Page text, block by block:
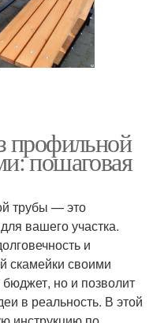
профильной
пошаговая
трубы — это
вашего участка.
и
скамейки своими
но и позволит
в реальность. В этой